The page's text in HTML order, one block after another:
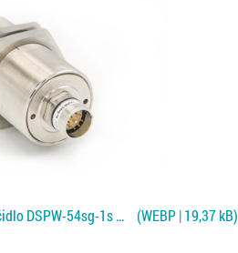
Jednostranné kontaktní čidlo DSPW-54sg-1s pro Fe a NF plechy (WEBP | 19,37 kB)